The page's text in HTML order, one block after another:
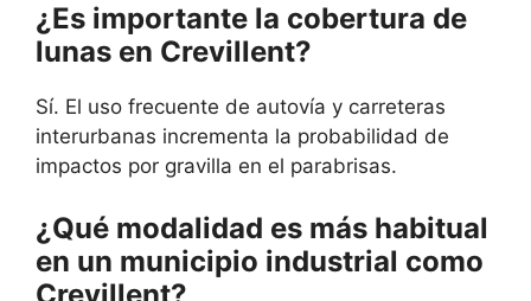
¿Es importante la cobertura de
lunas en Crevillent?
Sí. El uso frecuente de autovía y carreteras
interurbanas incrementa la probabilidad de
impactos por gravilla en el parabrisas.
¿Qué modalidad es más habitual
en un municipio industrial como